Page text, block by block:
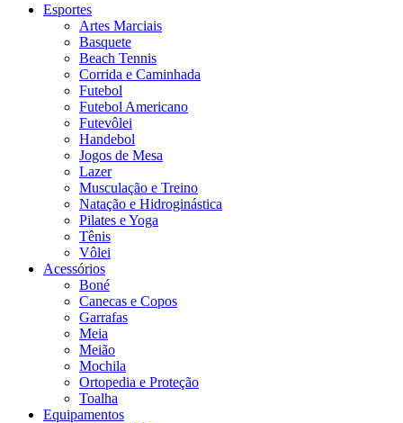
Esportes
Artes Marciais
Basquete
Beach Tennis
Corrida e Caminhada
Futebol
Futebol Americano
Futevôlei
Handebol
Jogos de Mesa
Lazer
Musculação e Treino
Natação e Hidroginástica
Pilates e Yoga
Tênis
Vôlei
Acessórios
Boné
Canecas e Copos
Garrafas
Meia
Meião
Mochila
Ortopedia e Proteção
Toalha
Equipamentos